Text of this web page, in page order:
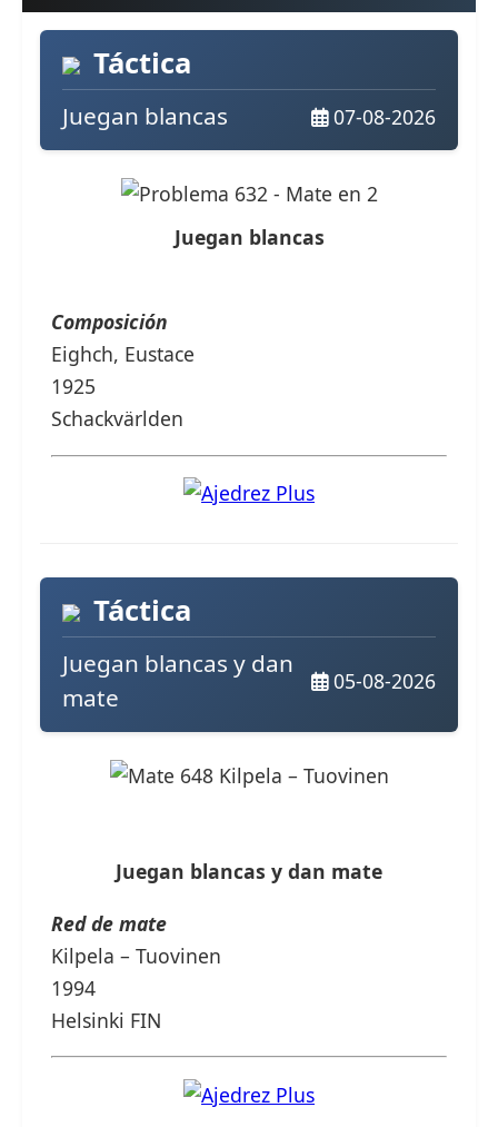
Táctica
Juegan blancas 07-08-2026
Juegan blancas
Composición
Eighch, Eustace
1925
Schackvärlden
Táctica
Juegan blancas y dan
mate
05-08-2026
Juegan blancas y dan mate
Red de mate
Kilpela – Tuovinen
1994
Helsinki FIN